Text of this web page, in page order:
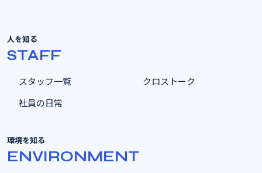
人を知る
STAFF
スタッフ一覧
クロストーク
社員の日常
環境を知る
ENVIRONMENT